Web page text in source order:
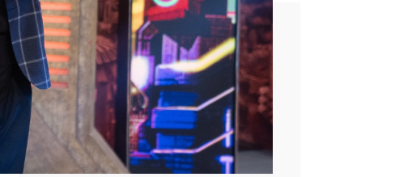
Flipboard